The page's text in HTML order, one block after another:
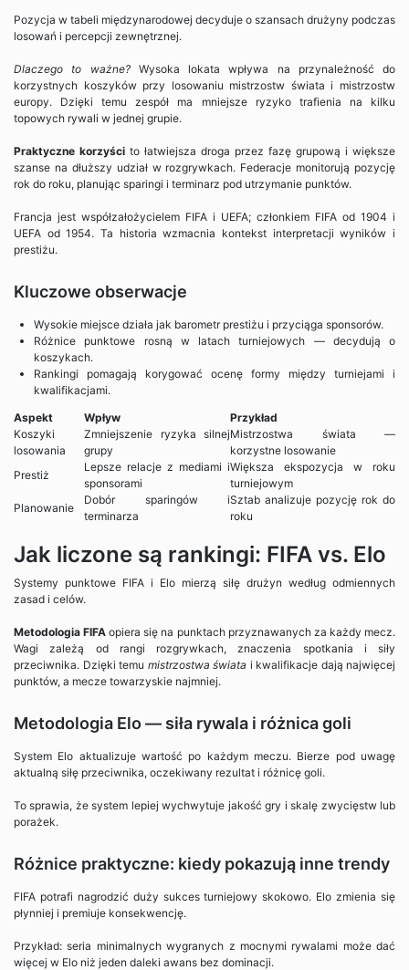
Pozycja w tabeli międzynarodowej decyduje o szansach drużyny podczas
losowań i percepcji zewnętrznej.
Dlaczego to ważne?Wysoka lokata wpływa na przynależność do
korzystnych koszyków przy losowaniu mistrzostw świata i mistrzostw
europy. Dzięki temu zespół ma mniejsze ryzyko trafienia na kilku
topowych rywali w jednej grupie.
Praktyczne korzyści to łatwiejsza droga przez fazę grupową i większe
szanse na dłuższy udział w rozgrywkach. Federacje monitorują pozycję
rok do roku, planując sparingi i terminarz pod utrzymanie punktów.
Francja jest współzałożycielem FIFA i UEFA; członkiem FIFA od 1904 i
UEFA od 1954. Ta historia wzmacnia kontekst interpretacji wyników i
prestiżu.
Kluczowe obserwacje
Wysokie miejsce działa jak barometr prestiżu i przyciąga sponsorów.
Różnice punktowe rosną w latach turniejowych — decydują o
koszykach.
Rankingi pomagają korygować ocenę formy między turniejami i
kwalifikacjami.
Aspekt
Wpływ
Przykład
Koszyki
losowania
Zmniejszenie ryzyka silnej
grupy
Mistrzostwa świata —
korzystne losowanie
Prestiż
Lepsze relacje z mediami i
sponsorami
Większa ekspozycja w roku
turniejowym
Planowanie
Dobór sparingów i
terminarza
Sztab analizuje pozycję rok do
roku
Jak liczone są rankingi: FIFA vs. Elo
Systemy punktowe FIFA i Elo mierzą siłę drużyn według odmiennych
zasad i celów.
Metodologia FIFA opiera się na punktach przyznawanych za każdy mecz.
Wagi zależą od rangi rozgrywkach, znaczenia spotkania i siły
przeciwnika. Dzięki temu mistrzostwa świata i kwalifikacje dają najwięcej
punktów, a mecze towarzyskie najmniej.
Metodologia Elo — siła rywala i różnica goli
System Elo aktualizuje wartość po każdym meczu. Bierze pod uwagę
aktualną siłę przeciwnika, oczekiwany rezultat i różnicę goli.
To sprawia, że system lepiej wychwytuje jakość gry i skalę zwycięstw lub
porażek.
Różnice praktyczne: kiedy pokazują inne trendy
FIFA potrafi nagrodzić duży sukces turniejowy skokowo. Elo zmienia się
płynniej i premiuje konsekwencję.
Przykład: seria minimalnych wygranych z mocnymi rywalami może dać
więcej w Elo niż jeden daleki awans bez dominacji.